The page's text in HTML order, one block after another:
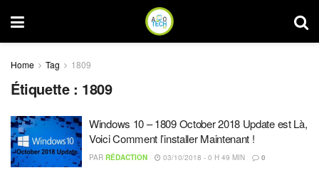
Home Tag 1809
Étiquette : 1809
Windows 10 – 1809 October 2018 Update est Là,
Voici Comment l’installer Maintenant !
PAR RÉDACTION 03/10/2018 - 0 H 49 MIN 0